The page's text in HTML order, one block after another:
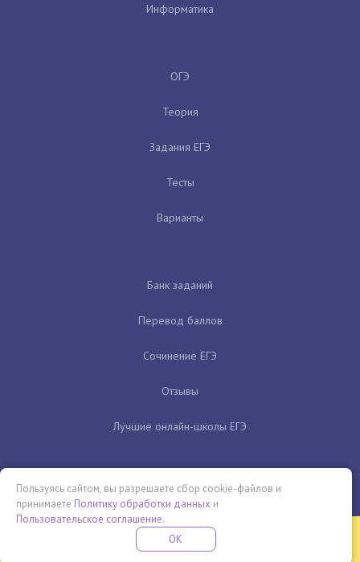
Информатика
ОГЭ
Теория
Задания ЕГЭ
Тесты
Варианты
Банк заданий
Перевод баллов
Сочинение ЕГЭ
Отзывы
Лучшие онлайн-школы ЕГЭ
Бесплатная летняя школа
ПРОВЕДИ ЭТО ЛЕТО С ПОЛЬЗОЙ
Пользуясь сайтом, вы разрешаете сбор cookie-файлов и
принимаете Политику обработки данных и
Пользовательское соглашение.
OK